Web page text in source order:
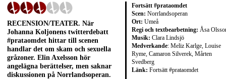
Fortsätt #prataomdet
Scen: Norrlandsoperan
Ort: Umeå
Regi och textbearbetning: Åsa
Musik: Clara Lindsjö
Medverkande: Meliz Karlge, Louise
Ryme, Camaron Silverek, Mårten
Svedberg
Länk: Fortsätt #prataomdet
RECENSION/TEATER. När
Johanna Koljonens twitterdebatt
#prataomdet hittar till scenen
handlar det om skam och sexuella
gråzoner. Elin Axelsson hör
angelägna berättelser, men saknar
diskussionen på Norrlandsoperan.